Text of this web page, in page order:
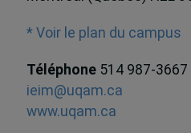
* Voir le plan du campus
Téléphone 514 987-3667
ieim@uqam.ca
www.uqam.ca